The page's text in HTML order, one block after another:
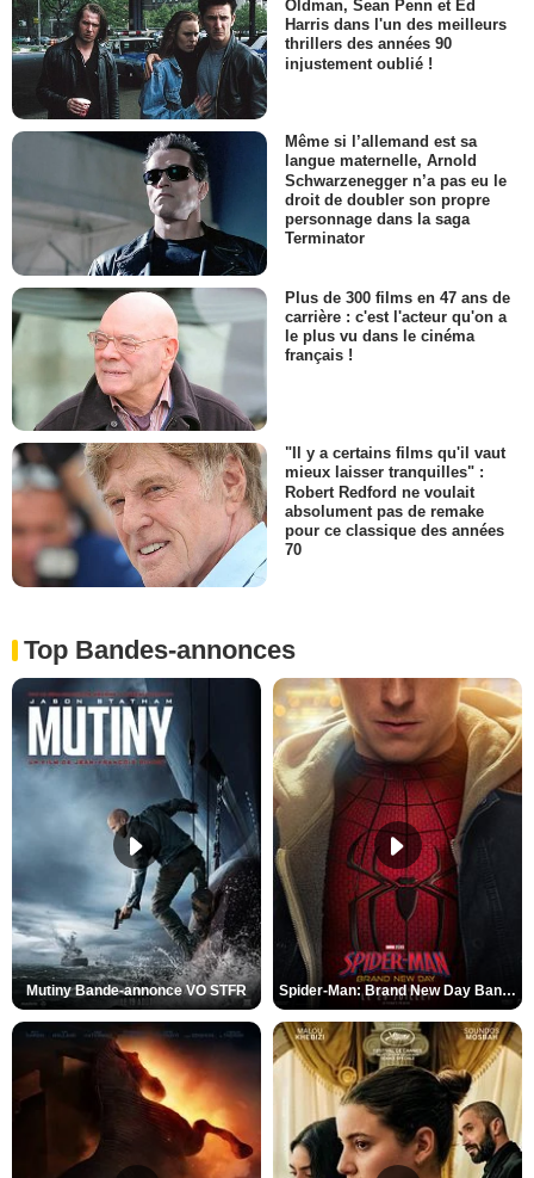
Oldman, Sean Penn et Ed
Harris dans l'un des meilleurs
thrillers des années 90
injustement oublié !
Même si l’allemand est sa
langue maternelle, Arnold
Schwarzenegger n’a pas eu le
droit de doubler son propre
personnage dans la saga
Terminator
Plus de 300 films en 47 ans de
carrière : c'est l'acteur qu'on a
le plus vu dans le cinéma
français !
"Il y a certains films qu'il vaut
mieux laisser tranquilles" :
Robert Redford ne voulait
absolument pas de remake
pour ce classique des années
70
Top Bandes-annonces
Mutiny Bande-annonce VO STFR Spider-Man: Brand New Day Bande-annonce VO STFR